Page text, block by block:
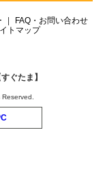
FAQ・お問い合わせ
トマップ
ぐたま】